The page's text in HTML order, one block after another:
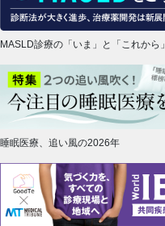
MASLD診療の「いま」と「これから」
睡眠医療、追い風の2026年